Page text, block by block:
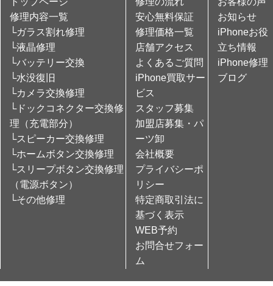
修理内容一覧
└ガラス割れ修理
└液晶修理
└バッテリー交換
└水没復旧
└カメラ交換修理
└ドックコネクター交換修
理（充電部分）
└スピーカー交換修理
└ホームボタン交換修理
└スリープボタン交換修理
（電源ボタン）
└その他修理
安心無料保証
修理価格一覧
店舗アクセス
よくあるご質問
iPhone買取サー
ビス
スタッフ募集
加盟店募集・パ
ーツ卸
会社概要
プライバシーポ
リシー
特定商取引法に
基づく表示
WEB予約
お問合せフォー
ム
お知らせ
iPhoneお役
立ち情報
iPhone修理
ブログ